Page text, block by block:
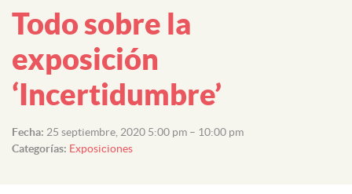
Todo sobre la
exposición
‘Incertidumbre’
Fecha: 25 septiembre, 2020 5:00 pm – 10:00 pm
Categorías: Exposiciones